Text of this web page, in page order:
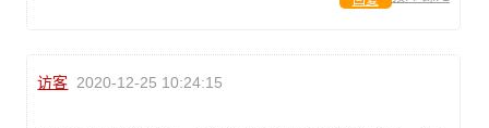
访客 2020-12-25 10:24:15